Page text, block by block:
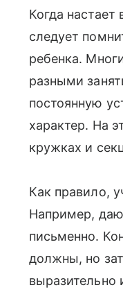
Когда
следует
ребенка.
разными
постоянную
характер. На
кружках и
Как правило,
Например,
письменно.
должны, но
выразительно